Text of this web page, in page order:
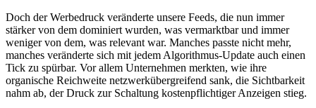
Doch der Werbedruck veränderte unsere Feeds, die nun immer
stärker von dem dominiert wurden, was vermarktbar und immer
weniger von dem, was relevant war. Manches passte nicht mehr,
manches veränderte sich mit jedem Algorithmus-Update auch einen
Tick zu spürbar. Vor allem Unternehmen merkten, wie ihre
organische Reichweite netzwerkübergreifend sank, die Sichtbarkeit
nahm ab, der Druck zur Schaltung kostenpflichtiger Anzeigen stieg.